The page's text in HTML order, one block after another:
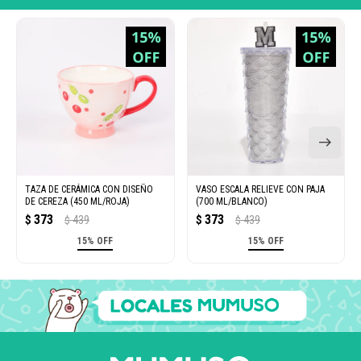
TAZA DE CERÁMICA CON DISEÑO
DE CEREZA (450 ML/ROJA)
$ 373 $ 439
15% OFF
VASO ESCALA RELIEVE CON PAJA
(700 ML/BLANCO)
$ 373 $ 439
15% OFF